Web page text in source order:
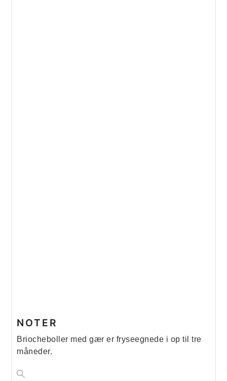
NOTER
Briocheboller med gær er fryseegnede i op til tre
måneder.